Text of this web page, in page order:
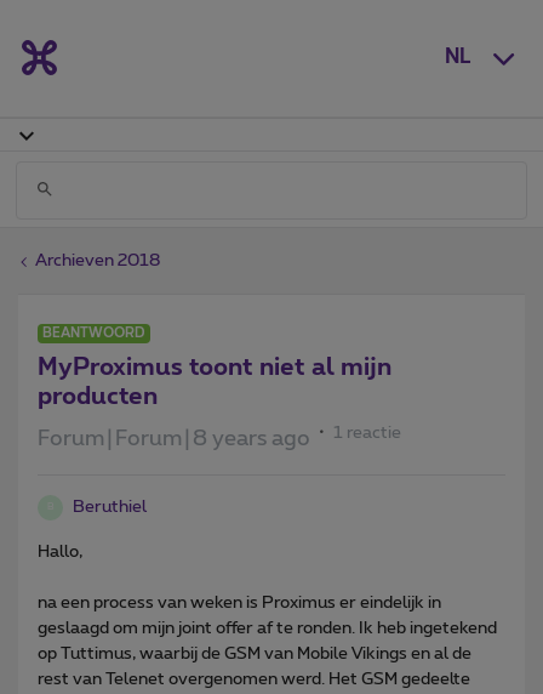
NL
Archieven 2018
BEANTWOORD
MyProximus toont niet al mijn
producten
Forum|Forum|8 years ago 1 reactie
Beruthiel
Hallo,
na een process van weken is Proximus er eindelijk in
geslaagd om mijn joint offer af te ronden. Ik heb ingetekend
op Tuttimus, waarbij de GSM van Mobile Vikings en al de
rest van Telenet overgenomen werd. Het GSM gedeelte